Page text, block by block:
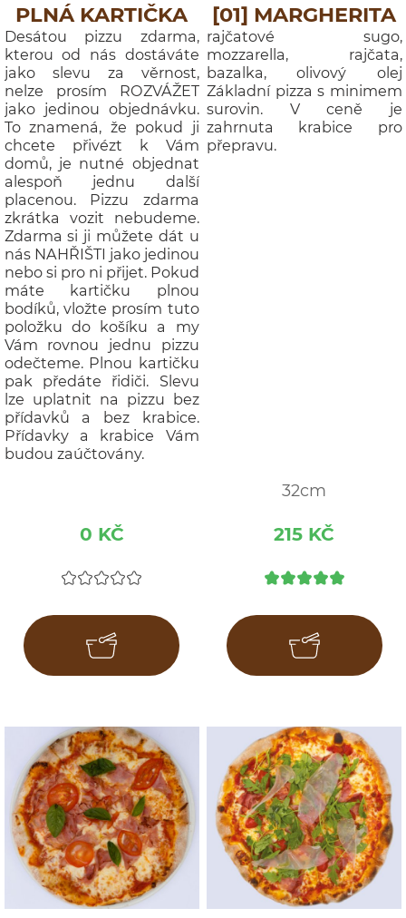
PLNÁ KARTIČKA
Desátou pizzu zdarma,
kterou od nás dostáváte
jako slevu za věrnost,
nelze prosím ROZVÁŽET
jako jedinou objednávku.
To znamená, že pokud ji
chcete přivézt k Vám
domů, je nutné objednat
alespoň jednu další
placenou. Pizzu zdarma
zkrátka vozit nebudeme.
Zdarma si ji můžete dát u
nás NAHŘIŠTI jako jedinou
nebo si pro ni přijet. Pokud
máte kartičku plnou
bodíků, vložte prosím tuto
položku do košíku a my
Vám rovnou jednu pizzu
odečteme. Plnou kartičku
pak předáte řidiči. Slevu
lze uplatnit na pizzu bez
přídavků a bez krabice.
Přídavky a krabice Vám
budou zaúčtovány.
0 KČ
[01] MARGHERITA
rajčatové sugo,
mozzarella, rajčata,
bazalka, olivový olej
Základní pizza s minimem
surovin. V ceně je
zahrnuta krabice pro
přepravu.
32cm
215 KČ